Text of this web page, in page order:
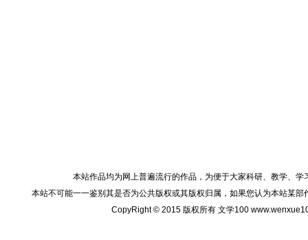
本站作品均为网上普遍流行的作品，为便于大家科研、教学、
本站不可能一一鉴别其是否为公共版权或其版权归属，如果您认为本站某
CopyRight © 2015 版权所有 文学100